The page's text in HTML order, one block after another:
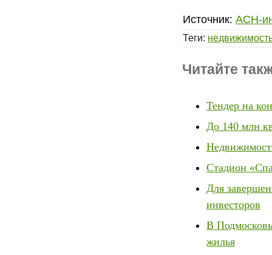
Источник: АСН-
Теги:
Читайте
Тендер на
До 140 млн
Стадион
Для
инвесторов
В
жилья